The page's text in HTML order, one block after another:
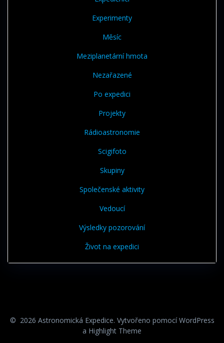
Experimenty
Měsíc
Meziplanetární hmota
Nezařazené
Po expedici
Projekty
Rádioastronomie
Scigifoto
Skupiny
Společenské aktivity
Vedoucí
Výsledky pozorování
Život na expedici
© 2026 Astronomická Expedice. Vytvořeno pomocí WordPress
a Highlight Theme